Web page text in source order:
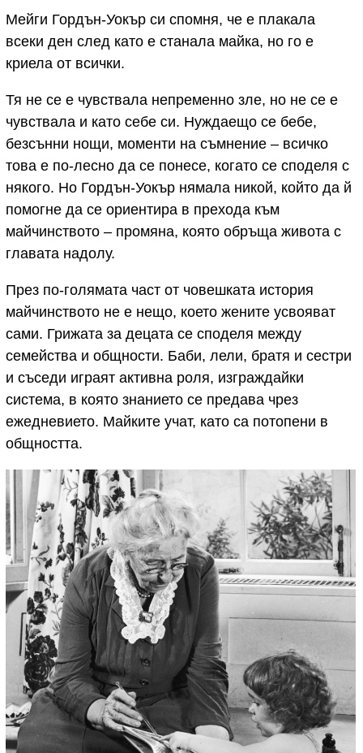
Мейги Гордън-Уокър си спомня, че е плакала
всеки ден след като е станала майка, но го е
криела от всички.
Тя не се е чувствала непременно зле, но не се е
чувствала и като себе си. Нуждаещо се бебе,
безсънни нощи, моменти на съмнение – всичко
това е по-лесно да се понесе, когато се споделя с
някого. Но Гордън-Уокър нямала никой, който да й
помогне да се ориентира в прехода към
майчинството – промяна, която обръща живота с
главата надолу.
През по-голямата част от човешката история
майчинството не е нещо, което жените усвояват
сами. Грижата за децата се споделя между
семейства и общности. Баби, лели, братя и сестри
и съседи играят активна роля, изграждайки
система, в която знанието се предава чрез
ежедневието. Майките учат, като са потопени в
общността.